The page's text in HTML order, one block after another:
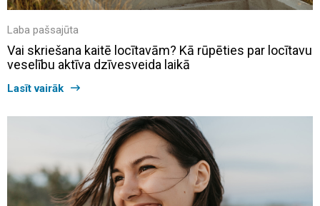
Laba pašsajūta
Vai skriešana kaitē locītavām? Kā rūpēties par locītavu
veselību aktīva dzīvesveida laikā
Lasīt vairāk